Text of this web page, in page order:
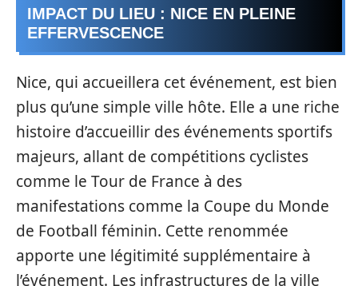
IMPACT DU LIEU : NICE EN PLEINE
EFFERVESCENCE
Nice, qui accueillera cet événement, est bien
plus qu’une simple ville hôte. Elle a une riche
histoire d’accueillir des événements sportifs
majeurs, allant de compétitions cyclistes
comme le Tour de France à des
manifestations comme la Coupe du Monde
de Football féminin. Cette renommée
apporte une légitimité supplémentaire à
l’événement. Les infrastructures de la ville